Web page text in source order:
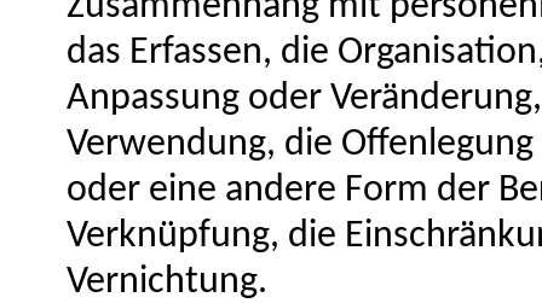
das Erfassen, die
Anpassung oder
Verwendung, die
oder eine andere Form der
Verknüpfung, die
Vernichtung.